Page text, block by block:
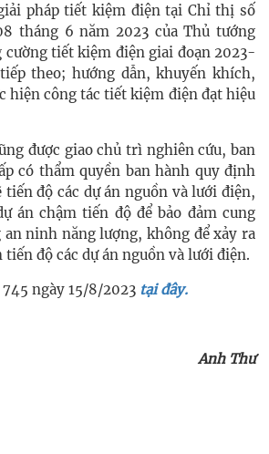
pháp tiết kiệm điện tại Chỉ thị số
tháng 6 năm 2023 của Thủ tướng
cường tiết kiệm điện giai đoạn 2023-
theo; hướng dẫn, khuyến khích,
hiện công tác tiết kiệm điện đạt hiệu
được giao chủ trì nghiên cứu, ban
có thẩm quyền ban hành quy định
độ các dự án nguồn và lưới điện,
án chậm tiến độ để bảo đảm cung
ninh năng lượng, không để xảy ra
độ các dự án nguồn và lưới điện.
ngày 15/8/2023 tại đây.
Anh Thư